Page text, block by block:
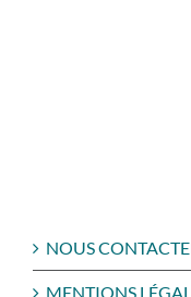
NOUS
MENTIONS